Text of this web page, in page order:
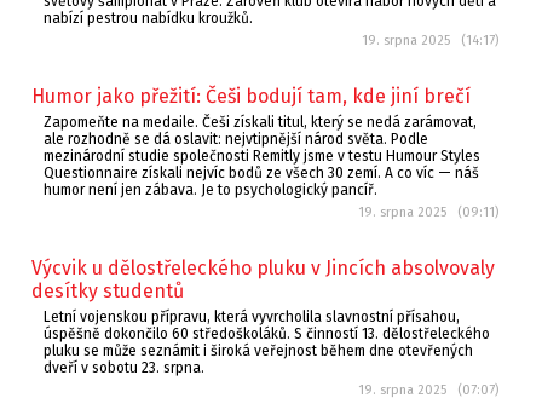
nabízí pestrou nabídku kroužků.
19. srpna 2025 (14:17)
Humor jako přežití: Češi bodují tam, kde jiní brečí
Zapomeňte na medaile. Češi získali titul, který se nedá zarámovat,
ale rozhodně se dá oslavit: nejvtipnější národ světa. Podle
mezinárodní studie společnosti Remitly jsme v testu Humour Styles
Questionnaire získali nejvíc bodů ze všech 30 zemí. A co víc — náš
humor není jen zábava. Je to psychologický pancíř.
19. srpna 2025 (09:11)
Výcvik u dělostřeleckého pluku v Jincích absolvovaly
desítky studentů
Letní vojenskou přípravu, která vyvrcholila slavnostní přísahou,
úspěšně dokončilo 60 středoškoláků. S činností 13. dělostřeleckého
pluku se může seznámit i široká veřejnost během dne otevřených
dveří v sobotu 23. srpna.
19. srpna 2025 (07:07)